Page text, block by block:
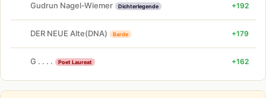
Gudrun Nagel-Wiemer Dichterlegende +192
DER NEUE Alte(DNA) Barde +179
G . . . . Poet Laureat +162